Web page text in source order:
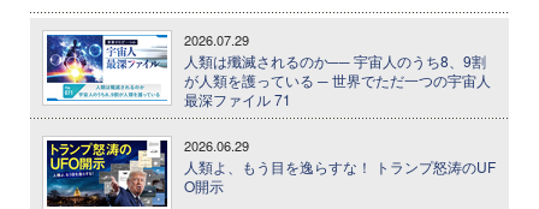
2026.07.29
人類は殲滅されるのか── 宇宙人のうち8、9割
が人類を護っている ─ 世界でただ一つの宇宙人
最深ファイル 71
2026.06.29
人類よ、もう目を逸らすな！ トランプ怒涛のUF
O開示